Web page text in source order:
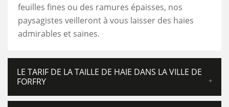
feuilles fines ou des ramures épaisses, nos
paysagistes veilleront à vous laisser des haies
admirables et saines.
LE TARIF DE LA TAILLE DE HAIE DANS LA VILLE DE
FORFRY